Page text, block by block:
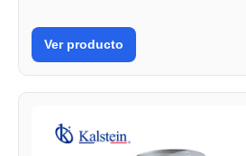
Ver producto